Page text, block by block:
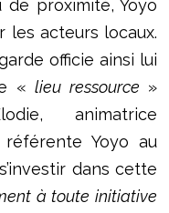
proximité, Yoyo
les acteurs locaux.
officie ainsi lui
«lieu ressource »
animatrice
Yoyo au
dans cette
à toute initiative